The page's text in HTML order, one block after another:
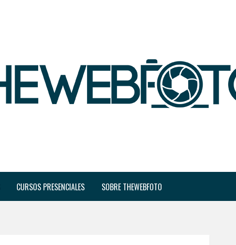
CURSOS PRESENCIALES SOBRE THEWEBFOTO